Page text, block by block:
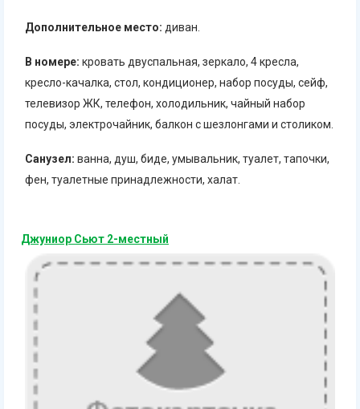
Дополнительное место: диван.
В номере: кровать двуспальная, зеркало, 4 кресла,
кресло-качалка, стол, кондиционер, набор посуды, сейф,
телевизор ЖК, телефон, холодильник, чайный набор
посуды, электрочайник, балкон с шезлонгами и столиком.
Санузел: ванна, душ, биде, умывальник, туалет, тапочки,
фен, туалетные принадлежности, халат.
Джуниор Сьют 2-местный